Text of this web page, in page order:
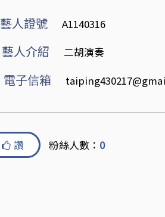
藝人證號 A1140316
藝人介紹 二胡演奏
電子信箱
讚 粉絲人數： 0